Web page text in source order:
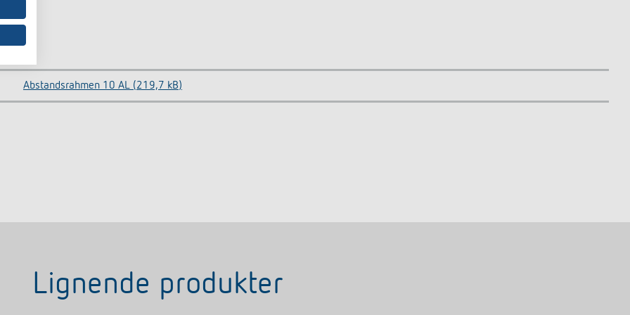
Abstandsrahmen 10 AL (219,7 kB)
Lignende produkter